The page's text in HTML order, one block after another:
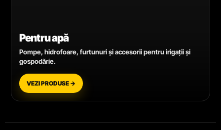
Pentru apă
Pompe, hidrofoare, furtunuri și accesorii pentru irigații și
gospodărie.
VEZI PRODUSE →